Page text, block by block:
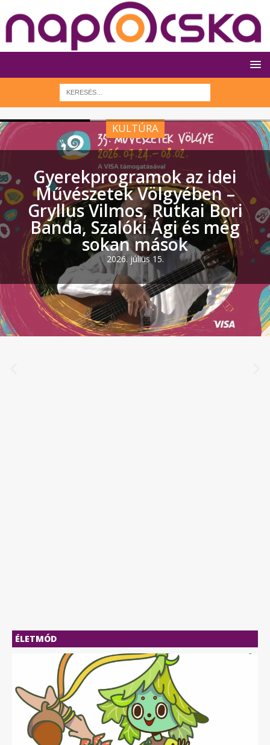
KULTÚRA
Gyerekprogramok az idei
Művészetek Völgyében –
Gryllus Vilmos, Rutkai Bori
Banda, Szalóki Ági és még
sokan mások
2026. július 15.
ÉLETMÓD